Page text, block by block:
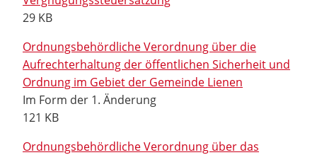
29 KB
Ordnungsbehördliche Verordnung über die
Aufrechterhaltung der öffentlichen Sicherheit und
Ordnung im Gebiet der Gemeinde Lienen
Im Form der 1. Änderung
121 KB
Ordnungsbehördliche Verordnung über das